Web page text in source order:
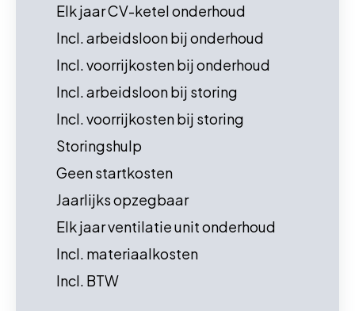
Elk jaar CV-ketel onderhoud
Incl. arbeidsloon bij onderhoud
Incl. voorrijkosten bij onderhoud
Incl. arbeidsloon bij storing
Incl. voorrijkosten bij storing
Storingshulp
Geen startkosten
Jaarlijks opzegbaar
Elk jaar ventilatie unit onderhoud
Incl. materiaalkosten
Incl. BTW